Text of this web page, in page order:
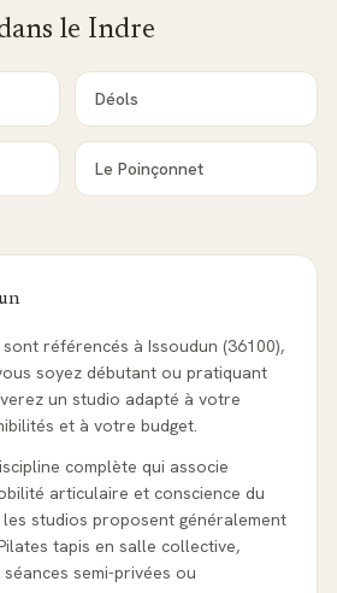
le Indre
Déols
Le Poinçonnet
référencés à Issoudun (36100),
soyez débutant ou pratiquant
un studio adapté à votre
et à votre budget.
complète qui associe
articulaire et conscience du
studios proposent généralement
tapis en salle collective,
semi-privées ou